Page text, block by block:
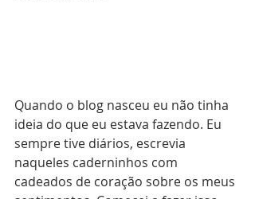
Quando o blog nasceu eu não tinha
ideia do que eu estava fazendo. Eu
sempre tive diários, escrevia
naqueles caderninhos com
cadeados de coração sobre os meus